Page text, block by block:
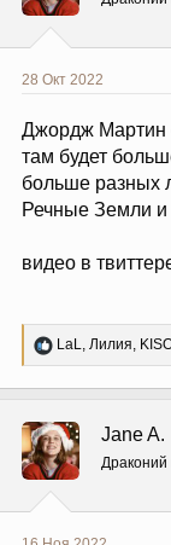
:
28 Окт 2022
Джордж Мартин
там будет
больше разных
Речные Земли и
видео в
Р
е
ц
и
и
:
LaL, Лилия,
Jane A.